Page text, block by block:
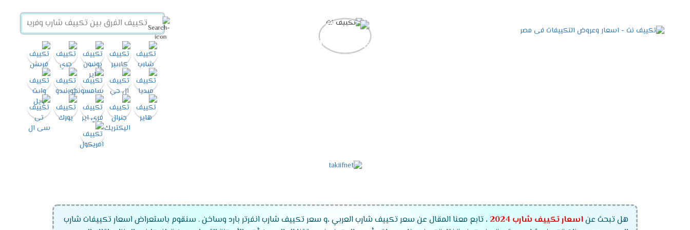
هل تبحث عن اسعار تكييف شارب 2024
، تابع معنا المقال عن سعر تكييف شارب العربي ،و سعر تكييف شارب انفرتر بارد وساخن . سنقوم باستعراض اسعار تكييفات شارب